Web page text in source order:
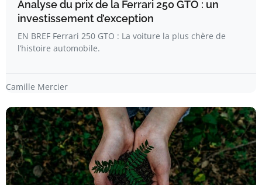
Analyse du prix de la Ferrari 250 GTO : un
investissement d’exception
EN BREF Ferrari 250 GTO : La voiture la plus chère de
l’histoire automobile.
Camille Mercier